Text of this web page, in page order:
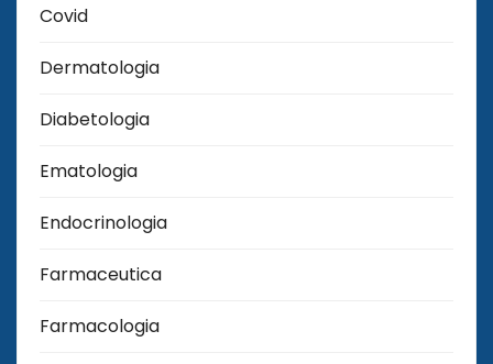
Covid
Dermatologia
Diabetologia
Ematologia
Endocrinologia
Farmaceutica
Farmacologia